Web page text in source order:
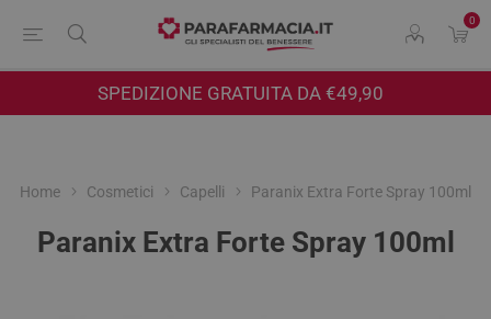
0
SPEDIZIONE GRATUITA DA €49,90
Home Cosmetici Capelli Paranix Extra Forte Spray 100ml
Paranix Extra Forte Spray 100ml